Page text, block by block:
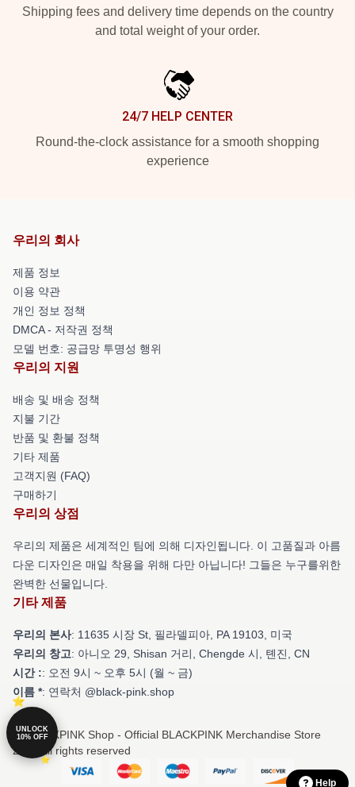
Shipping fees and delivery time depends on the country
and total weight of your order.
24/7 HELP CENTER
Round-the-clock assistance for a smooth shopping
experience
우리의 회사
제품 정보
이용 약관
개인 정보 정책
DMCA - 저작권 정책
모델 번호: 공급망 투명성 행위
우리의 지원
배송 및 배송 정책
지불 기간
반품 및 환불 정책
기타 제품
고객지원 (FAQ)
구매하기
우리의 상점
우리의 제품은 세계적인 팀에 의해 디자인됩니다. 이 고품질과 아름
다운 디자인은 매일 착용을 위해 다만 아닙니다! 그들은 누구를위한
완벽한 선물입니다.
기타 제품
우리의 본사: 11635 시장 St, 필라델피아, PA 19103, 미국
우리의 창고: 아니오 29, Shisan 거리, Chengde 시, 톈진, CN
시간 :: 오전 9시 ~ 오후 5시 (월 ~ 금)
이름 *: 연락처 @black-pink.shop
© BLACKPINK Shop - Official BLACKPINK Merchandise Store
2026 all rights reserved
Help
UNLOCK
10% OFF